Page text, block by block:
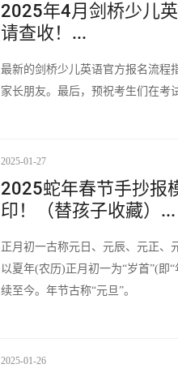
2025年4月剑桥少儿
请查收！...
最新的剑桥少儿英语官方报名流程
家长朋友。最后，预祝考生们在考
2025-01-27
2025蛇年春节手抄报
印！（替孩子收藏）...
正月初一古称元日、元辰、元正、
以夏年(农历)正月初一为“岁首”(即
续至今。年节古称“元旦”。
2025-01-26